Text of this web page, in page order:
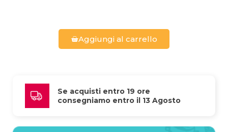
Aggiungi al carrello
Se acquisti entro 19 ore
consegniamo entro il 13 Agosto